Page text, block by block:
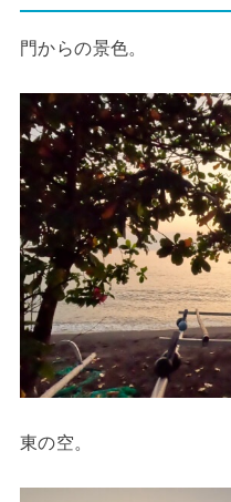
門からの景色。
東の空。